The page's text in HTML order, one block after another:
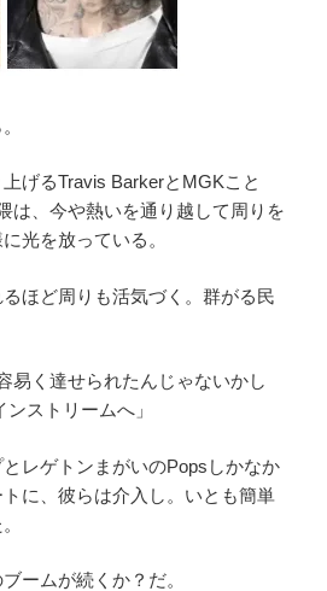
げるTravis BarkerとMGKこと
は、今や熱いを通り越して周りを
光を放っている。
ほど周りも活気づく。群がる民
易く達せられたんじゃないかし
ストリームへ」
レゲトンまがいのPopsしかなか
に、彼らは介入し。いとも簡単
ームが続くか？だ。